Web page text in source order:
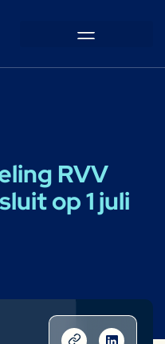
RVV
op 1 juli